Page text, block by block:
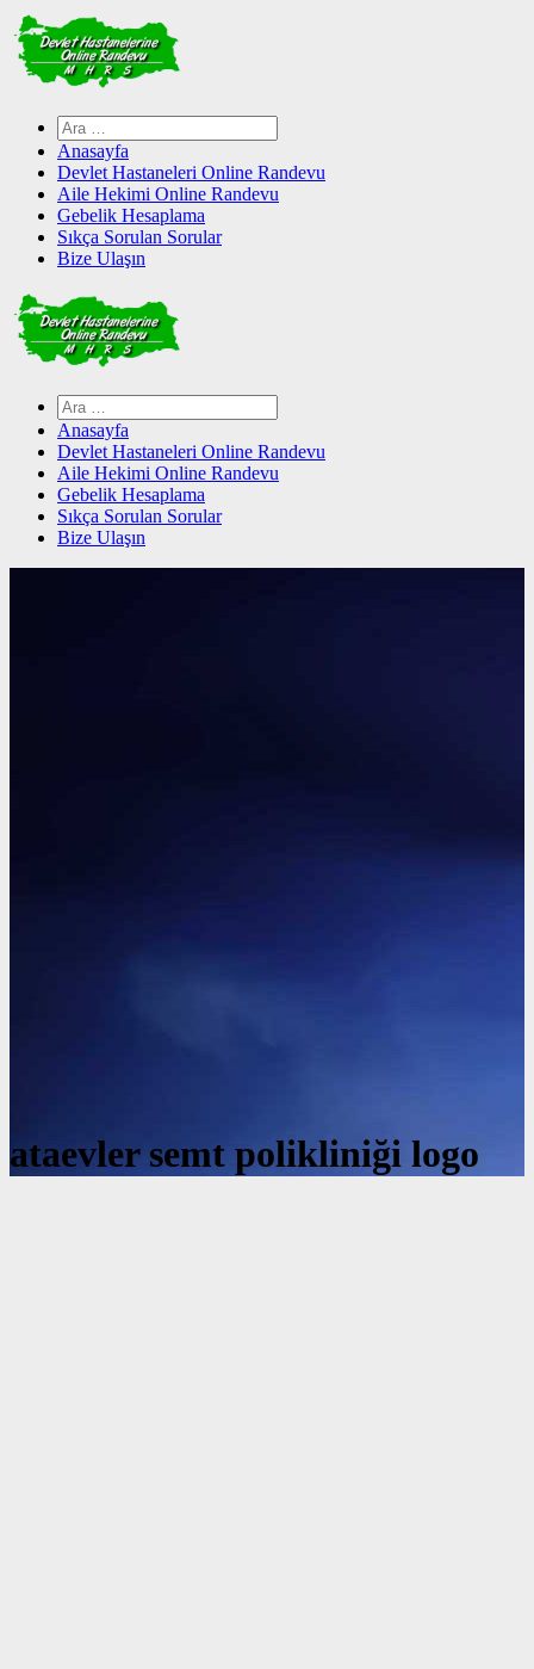
Skip
to
content
Arama:
Anasayfa
Devlet Hastaneleri Online Randevu
Aile Hekimi Online Randevu
Gebelik Hesaplama
Sıkça Sorulan Sorular
Bize Ulaşın
Arama:
Anasayfa
Devlet Hastaneleri Online Randevu
Aile Hekimi Online Randevu
Gebelik Hesaplama
Sıkça Sorulan Sorular
Bize Ulaşın
ataevler semt polikliniği logo